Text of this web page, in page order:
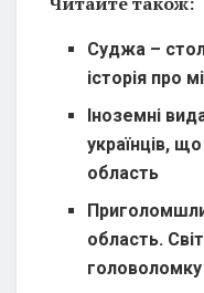
Суджа –
історія про
Іноземні
українців,
область
область.